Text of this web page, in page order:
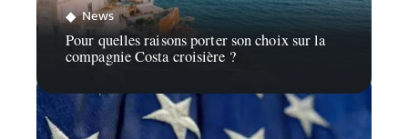
News
Pour quelles raisons porter son choix sur la
compagnie Costa croisière ?